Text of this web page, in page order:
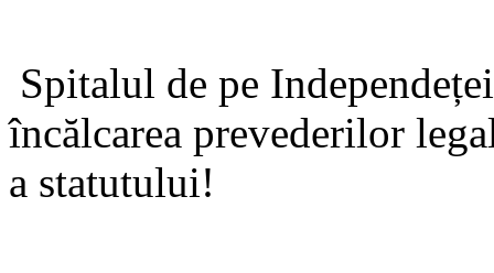
Spitalul de pe
încălcarea prevederilor
a statutului!